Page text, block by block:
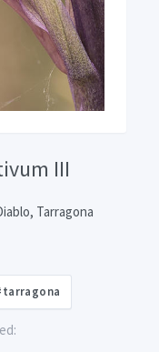
III
Tarragona